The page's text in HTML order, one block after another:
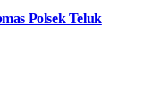
Polsek Teluk